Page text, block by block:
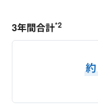
3年間合計*2
約